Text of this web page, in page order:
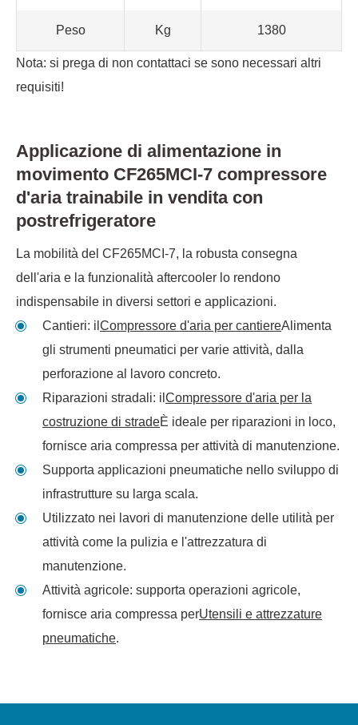
Peso Kg 1380
Nota: si prega di non contattaci se sono necessari altri
requisiti!
Applicazione di alimentazione in
movimento CF265MCI-7 compressore
d'aria trainabile in vendita con
postrefrigeratore
La mobilità del CF265MCI-7, la robusta consegna
dell'aria e la funzionalità aftercooler lo rendono
indispensabile in diversi settori e applicazioni.
Cantieri: il Compressore d'aria per cantiereAlimenta
gli strumenti pneumatici per varie attività, dalla
perforazione al lavoro concreto.
Riparazioni stradali: il Compressore d'aria per la
costruzione di stradeÈ ideale per riparazioni in loco,
fornisce aria compressa per attività di manutenzione.
Supporta applicazioni pneumatiche nello sviluppo di
infrastrutture su larga scala.
Utilizzato nei lavori di manutenzione delle utilità per
attività come la pulizia e l'attrezzatura di
manutenzione.
Attività agricole: supporta operazioni agricole,
fornisce aria compressa perUtensili e attrezzature
pneumatiche.